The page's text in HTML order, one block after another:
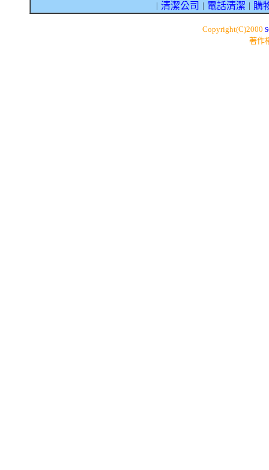
清潔公司 電話清潔 購
Copyright(C)2000
著作